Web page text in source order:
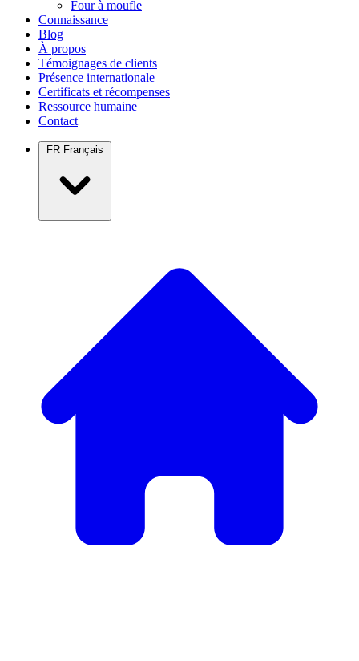
Four à moufle
Connaissance
Blog
À propos
Témoignages de clients
Présence internationale
Certificats et récompenses
Ressource humaine
Contact
FR Français